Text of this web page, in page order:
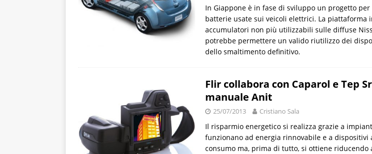
In Giappone è in fase di sviluppo un progetto
batterie usate sui veicoli elettrici. La piattaforma
accumulatori non più utilizzabili sulle diffuse
potrebbe permettere un valido riutilizzo dei
dello smaltimento definitivo.
Flir collabora con Caparol e Tep
manuale Anit
25/07/2013 Cristiano Sala
Il risparmio energetico si realizza grazie a
funzionano ad energia rinnovabile e a dispositivi
consumo ma, prima di tutto, si ottiene riducendo